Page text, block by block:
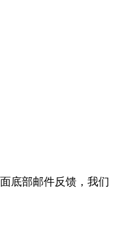
底部邮件反馈，我们